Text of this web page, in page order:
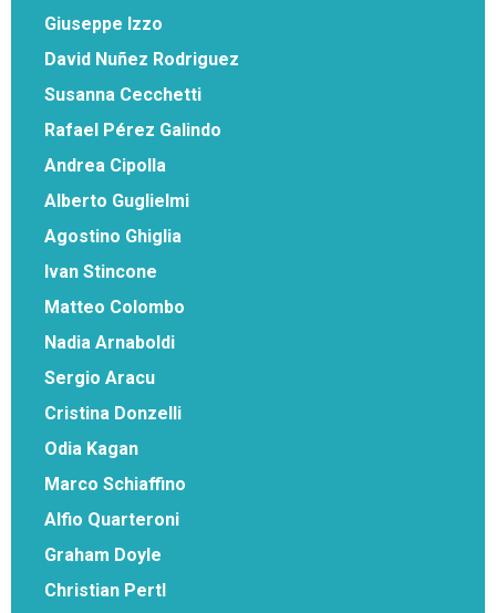
Giuseppe Izzo
David Nuñez Rodriguez
Susanna Cecchetti
Rafael Pérez Galindo
Andrea Cipolla
Alberto Guglielmi
Agostino Ghiglia
Ivan Stincone
Matteo Colombo
Nadia Arnaboldi
Sergio Aracu
Cristina Donzelli
Odia Kagan
Marco Schiaffino
Alfio Quarteroni
Graham Doyle
Christian Pertl